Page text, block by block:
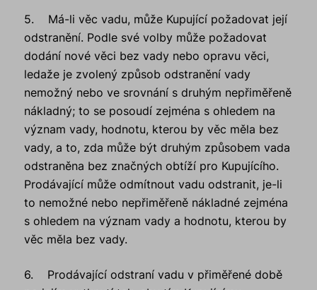
5. Má-li věc vadu, může Kupující požadovat její
odstranění. Podle své volby může požadovat
dodání nové věci bez vady nebo opravu věci,
ledaže je zvolený způsob odstranění vady
nemožný nebo ve srovnání s druhým nepřiměřeně
nákladný; to se posoudí zejména s ohledem na
význam vady, hodnotu, kterou by věc měla bez
vady, a to, zda může být druhým způsobem vada
odstraněna bez značných obtíží pro Kupujícího.
Prodávající může odmítnout vadu odstranit, je-li
to nemožné nebo nepřiměřeně nákladné zejména
s ohledem na význam vady a hodnotu, kterou by
věc měla bez vady.
6. Prodávající odstraní vadu v přiměřené době